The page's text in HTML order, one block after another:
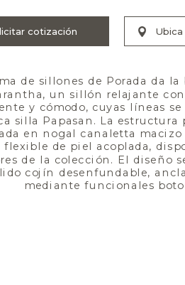
de sillones de Porada da
un sillón relajante
y cómodo, cuyas líneas
silla Papasan. La estructura
en nogal canaletta macizo
flexible de piel acoplada,
de la colección. El diseño
cojín desenfundable,
mediante funcionales